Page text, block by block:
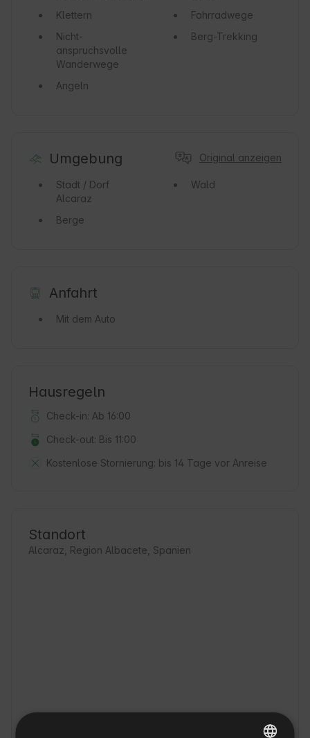
Klettern
Fahrradwege
Nicht-
anspruchsvolle
Wanderwege
Berg-Trekking
Angeln
Umgebung Original anzeigen
Stadt / Dorf
Alcaraz
Wald
Berge
Anfahrt
Mit dem Auto
Hausregeln
Check-in: Ab 16:00
Check-out: Bis 11:00
Kostenlose Stornierung: bis 14 Tage vor Anreise
Standort
Alcaraz, Region Albacete, Spanien